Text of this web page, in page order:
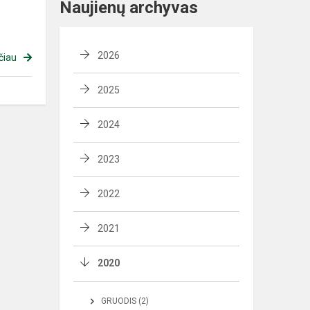
Naujienų archyvas
2026
2025
2024
2023
2022
2021
2020
GRUODIS (2)